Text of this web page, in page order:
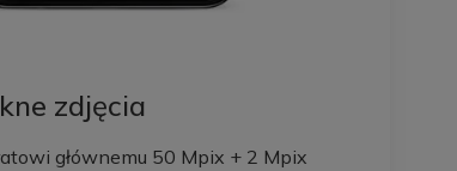
zdjęcia
głównemu 50 Mpix + 2 Mpix